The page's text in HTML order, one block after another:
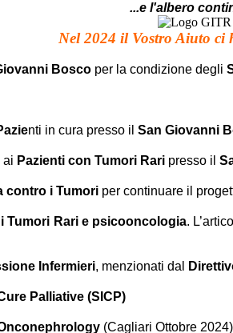
...e l'albero
Nel 2024 il Vostro Aiuto ci
Bosco per la condizione degli
nti in cura presso il San Giovanni
ai Pazienti con Tumori Rari presso il
contro i Tumori per continuare il
Tumori Rari e psicooncologia.
Infermieri, menzionati dal
Palliative (SICP)
(Cagliari Ottobre 2024)